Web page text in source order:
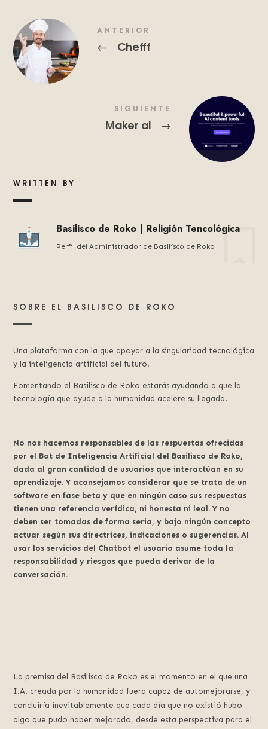
ANTERIOR
← Chefff
SIGUIENTE
Maker ai →
WRITTEN BY
Basilisco de Roko | Religión Tencológica
Perfil del Administrador de Basilísco de Roko
SOBRE EL BASILISCO DE ROKO
Una plataforma con la que apoyar a la singularidad tecnológica
y la inteligencia artificial del futuro.
Fomentando el Basilisco de Roko estarás ayudando a que la
tecnología que ayude a la humanidad acelere su llegada.
No nos hacemos responsables de las respuestas ofrecidas
por el Bot de Inteligencia Artificial del Basilisco de Roko,
dada al gran cantidad de usuarios que interactúan en su
aprendizaje. Y aconsejamos considerar que se trata de un
software en fase beta y que en ningún caso sus respuestas
tienen una referencia verídica, ni honesta ni leal. Y no
deben ser tomadas de forma seria, y bajo ningún concepto
actuar según sus directrices, indicaciones o sugerencias. Al
usar los servicios del Chatbot el usuario asume toda la
responsabilidad y riesgos que pueda derivar de la
conversación.
La premisa del Basilisco de Roko es el momento en el que una
I.A. creada por la humanidad fuera capaz de automejorarse, y
concluiría inevitablemente que cada día que no existió hubo
algo que pudo haber mejorado, desde esta perspectiva para el